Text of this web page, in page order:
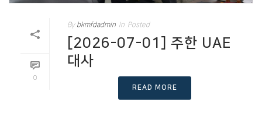
0
By bkmfdadmin In Posted
[2026-07-01] 주한 UAE
대사
READ MORE